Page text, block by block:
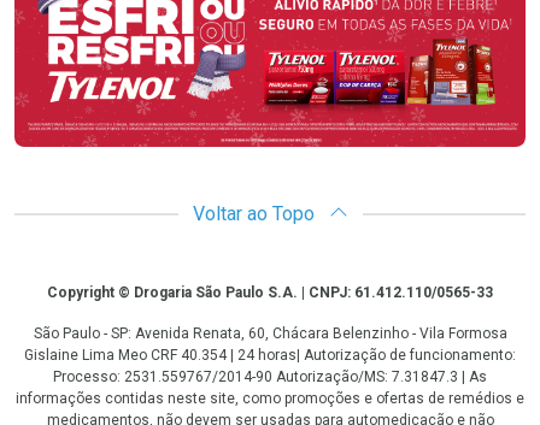
Voltar ao Topo
CopyrightCopyright © Drogaria São Paulo S.A. | CNPJ: 61.412.110/0565-33
São Paulo - SP: Avenida Renata, 60, Chácara Belenzinho - Vila Formosa
Gislaine Lima Meo CRF 40.354 | 24 horas| Autorização de funcionamento:
Processo: 2531.559767/2014-90 Autorização/MS: 7.31847.3 | As
informações contidas neste site, como promoções e ofertas de remédios e
medicamentos, não devem ser usadas para automedicação e não